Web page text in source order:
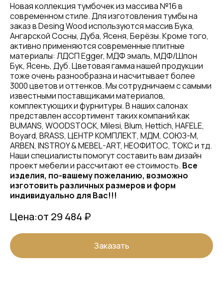
Новая коллекция тумбочек из массива №16 в
современном стиле. Для изготовления тумбы на
заказ в Desing Wood используются массив Бука,
Ангарской Сосны, Дуба, Ясеня, Берёзы. Кроме того,
активно применяются современные плитные
материалы: ЛДСП Egger, МДФ эмаль, МДФ/Шпон
Бук, Ясень, Дуб. Цветовая гамма нашей продукции
тоже очень разнообразна и насчитывает более
3000 цветов и оттенков. Мы сотрудничаем с самыми
известными поставщиками материалов,
комплектующих и фурнитуры. В наших салонах
представлен ассортимент таких компаний как
BUMANS, WOODSTOCK, Milesi, Blum, Hettich, HAFELE,
Boyard, BRASS, ЦЕНТР КОМПЛЕКТ, МДМ, СОЮЗ-М,
ARBEN, INSTROY & MEBEL-ART, НЕОФИТОС, ТОКС и тд.
Наши специалисты помогут составить вам дизайн
проект мебели и рассчитают ее стоимость. Все
изделия, по-вашему пожеланию, возможно
изготовить различных размеров и форм
индивидуально для Вас!!!
Цена:от 29 484 ₽
Заказать